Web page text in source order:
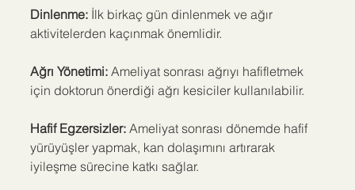
Dinlenme: İlk birkaç gün dinlenmek ve ağır
aktivitelerden kaçınmak önemlidir.
Ağrı Yönetimi: Ameliyat sonrası ağrıyı hafifletmek
için doktorun önerdiği ağrı kesiciler kullanılabilir.
Hafif Egzersizler: Ameliyat sonrası dönemde hafif
yürüyüşler yapmak, kan dolaşımını artırarak
iyileşme sürecine katkı sağlar.